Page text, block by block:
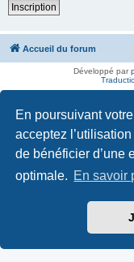
En poursuivant
acceptez
de bénéficier d’une
optimale. En savoir
Inscription
Accueil du forum
Développé par